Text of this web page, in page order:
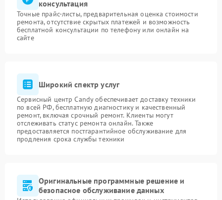
консультация
Точные прайс-листы, предварительная оценка стоимости
ремонта, отсутствие скрытых платежей и возможность
бесплатной консультации по телефону или онлайн на
сайте
Широкий спектр услуг
Сервисный центр Candy обеспечивает доставку техники
по всей РФ, бесплатную диагностику и качественный
ремонт, включая срочный ремонт. Клиенты могут
отслеживать статус ремонта онлайн. Также
предоставляется постгарантийное обслуживание для
продления срока службы техники
Оригинальные программные решение и
безопасное обслуживание данных